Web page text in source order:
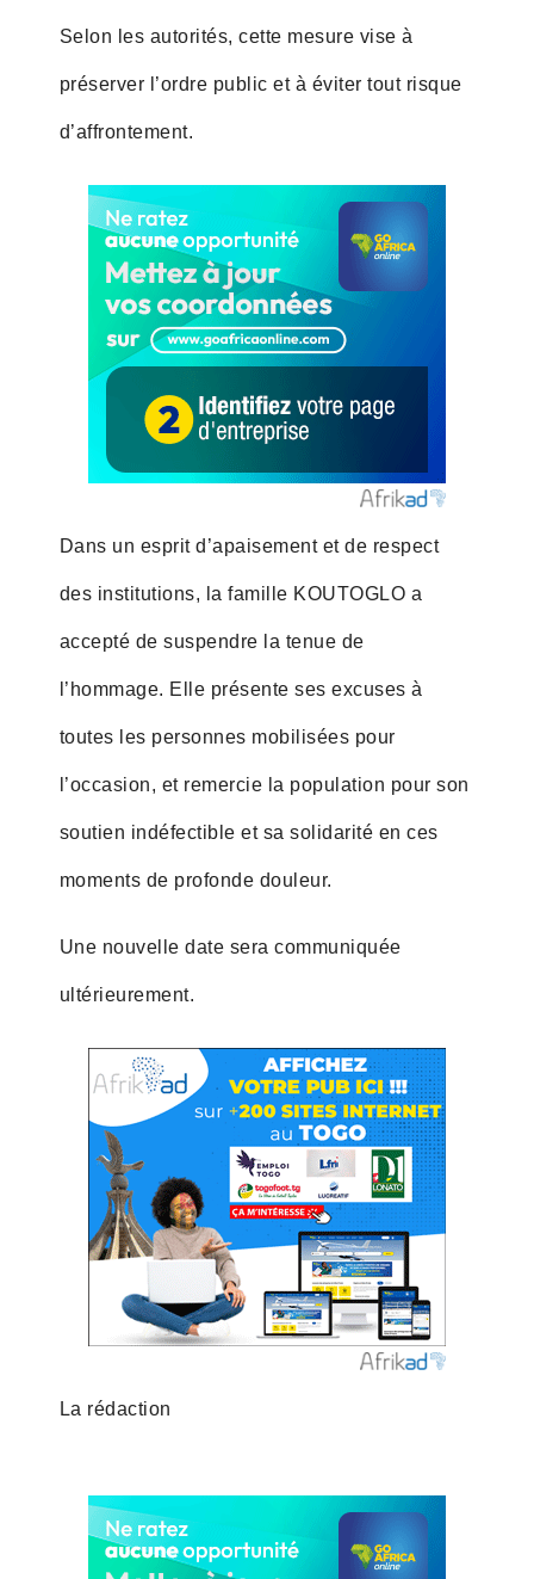
Selon les autorités, cette mesure vise à
préserver l’ordre public et à éviter tout risque
d’affrontement.
Dans un esprit d’apaisement et de respect
des institutions, la famille KOUTOGLO a
accepté de suspendre la tenue de
l’hommage. Elle présente ses excuses à
toutes les personnes mobilisées pour
l’occasion, et remercie la population pour son
soutien indéfectible et sa solidarité en ces
moments de profonde douleur.
Une nouvelle date sera communiquée
ultérieurement.
La rédaction